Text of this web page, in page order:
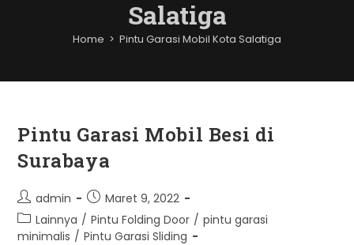
Salatiga
Home > Pintu Garasi Mobil Kota Salatiga
Pintu Garasi Mobil Besi di
Surabaya
Post
author:
admin
Post
published:
Maret 9, 2022
Post
category:
Lainnya / Pintu Folding Door / pintu garasi
minimalis / Pintu Garasi Sliding